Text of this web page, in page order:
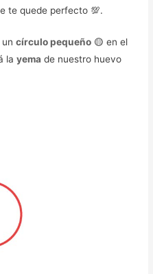
te quede perfecto 💯.
uncírculo pequeño 🟡 en el
layema de nuestro huevo